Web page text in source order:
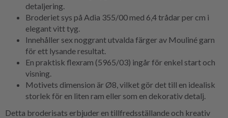
detaljering.
Broderiet sys på Adia 355/00 med 6,4 trådar per cm i
elegant vitt tyg.
Innehåller sex noggrant utvalda färger av Mouliné garn
för ett lysande resultat.
En praktisk flexram (5965/03) ingår för enkel start och
visning.
Motivets dimension är Ø8, vilket gör det till en idealisk
storlek för en liten ram eller som en dekorativ detalj.
Detta broderisats erbjuder en tillfredsställande och kreativ